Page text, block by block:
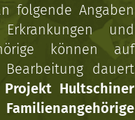
folgende Angaben
und
können auf
dauert
Projekt Hultschiner